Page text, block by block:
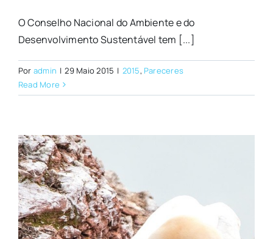
O Conselho Nacional do Ambiente e do
Desenvolvimento Sustentável tem [...]
Por admin | 29 Maio 2015 | 2015, Pareceres
Read More